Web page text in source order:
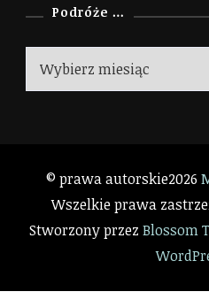
Podróże …
Podróże
© prawa autorskie2026
Wszelkie prawa
Stworzony przez Blossom